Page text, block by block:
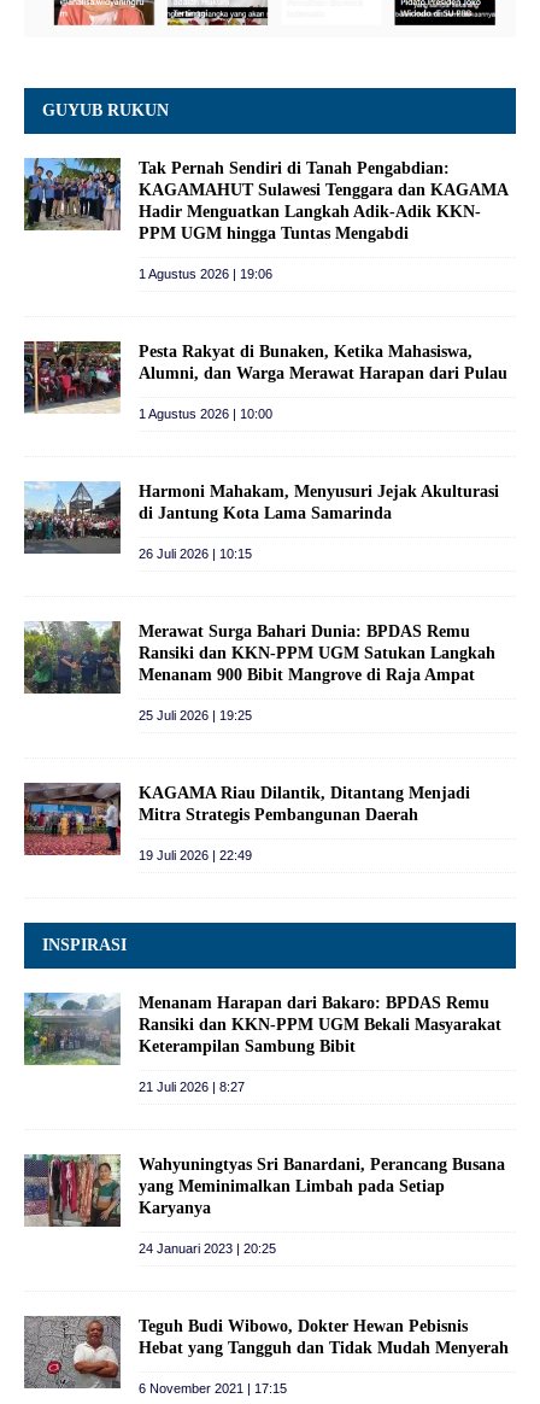
GUYUB RUKUN
Tak Pernah Sendiri di Tanah Pengabdian:
KAGAMAHUT Sulawesi Tenggara dan KAGAMA
Hadir Menguatkan Langkah Adik-Adik KKN-
PPM UGM hingga Tuntas Mengabdi
1 Agustus 2026 | 19:06
Pesta Rakyat di Bunaken, Ketika Mahasiswa,
Alumni, dan Warga Merawat Harapan dari Pulau
1 Agustus 2026 | 10:00
Harmoni Mahakam, Menyusuri Jejak Akulturasi
di Jantung Kota Lama Samarinda
26 Juli 2026 | 10:15
Merawat Surga Bahari Dunia: BPDAS Remu
Ransiki dan KKN-PPM UGM Satukan Langkah
Menanam 900 Bibit Mangrove di Raja Ampat
25 Juli 2026 | 19:25
KAGAMA Riau Dilantik, Ditantang Menjadi
Mitra Strategis Pembangunan Daerah
19 Juli 2026 | 22:49
INSPIRASI
Menanam Harapan dari Bakaro: BPDAS Remu
Ransiki dan KKN-PPM UGM Bekali Masyarakat
Keterampilan Sambung Bibit
21 Juli 2026 | 8:27
Wahyuningtyas Sri Banardani, Perancang Busana
yang Meminimalkan Limbah pada Setiap
Karyanya
24 Januari 2023 | 20:25
Teguh Budi Wibowo, Dokter Hewan Pebisnis
Hebat yang Tangguh dan Tidak Mudah Menyerah
6 November 2021 | 17:15